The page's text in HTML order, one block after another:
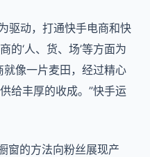
为驱动，打通快手电商和快
的‘人、货、场’等方面为
就像一片麦田，经过精心
给丰厚的收成。”快手运
窗的方法向粉丝展现产